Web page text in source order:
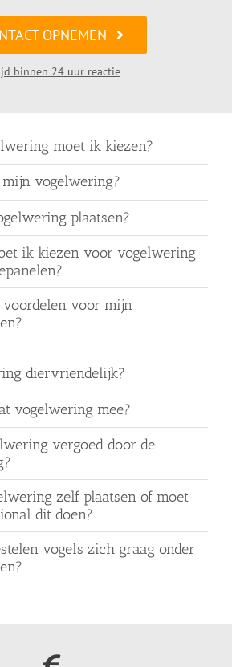
OPNEMEN
binnen 24 uur reactie
moet ik kiezen?
vogelwering?
plaatsen?
ik kiezen voor vogelwering
voordelen voor mijn
diervriendelijk?
vogelwering mee?
vergoed door de
zelf plaatsen of moet
dit doen?
vogels zich graag onder